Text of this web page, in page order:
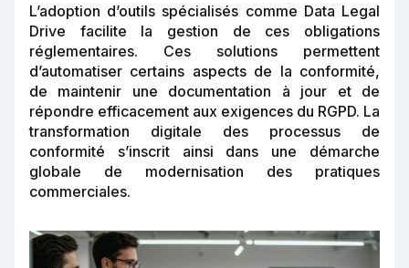
L’adoption d’outils spécialisés comme Data Legal
Drive facilite la gestion de ces obligations
réglementaires. Ces solutions permettent
d’automatiser certains aspects de la conformité,
de maintenir une documentation à jour et de
répondre efficacement aux exigences du RGPD. La
transformation digitale des processus de
conformité s’inscrit ainsi dans une démarche
globale de modernisation des pratiques
commerciales.